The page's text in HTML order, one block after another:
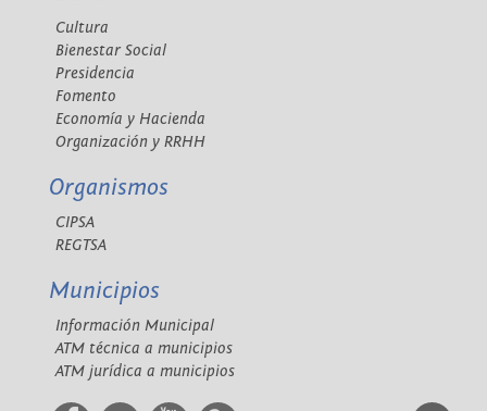
Cultura
Bienestar Social
Presidencia
Fomento
Economía y Hacienda
Organización y RRHH
Organismos
CIPSA
REGTSA
Municipios
Información Municipal
ATM técnica a municipios
ATM jurídica a municipios